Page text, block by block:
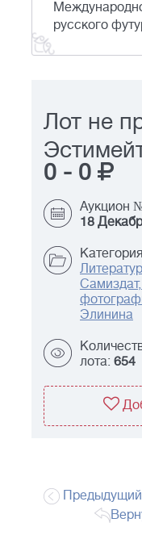
русского
Лот не
0 - 0
Аукцион
18
Элинина
лота: 654